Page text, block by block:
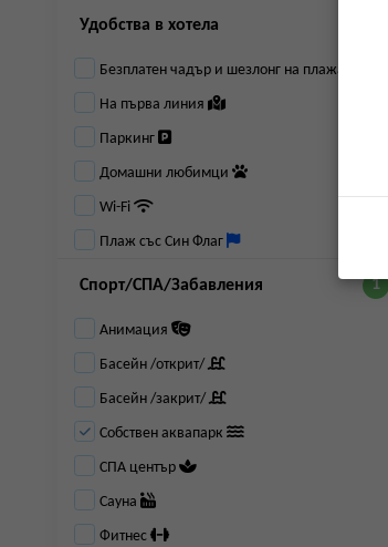
Удобства в хотела
Безплатен чадър и шезлонг на плажа
На първа линия
Паркинг
Домашни любимци
Wi-Fi
Плаж със Син Флаг
Спорт/СПА/Забавления
Анимация
Басейн /открит/
Басейн /закрит/
Собствен аквапарк
СПА център
Сауна
Фитнес